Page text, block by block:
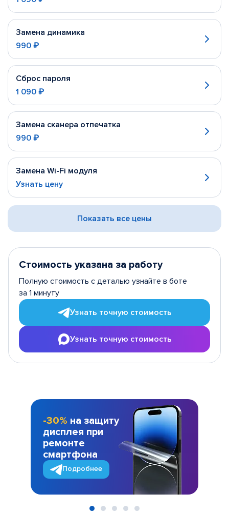
Замена динамика
990 ₽
Сброс пароля
1 090 ₽
Замена сканера отпечатка
990 ₽
Замена Wi-Fi модуля
Узнать цену
Показать все цены
Стоимость указана за работу
Полную стоимость с деталью узнайте в боте
за 1 минуту
Узнать точную стоимость
Узнать точную стоимость
-30% на защиту
дисплея при
ремонте
смартфона
Подробнее